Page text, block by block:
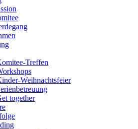
Treffen
Weihnachtsfeier
together